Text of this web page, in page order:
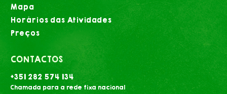
Mapa
Horários das Atividades
Preços
CONTACTOS
+351 282 574 134
Chamada para a rede fixa nacional